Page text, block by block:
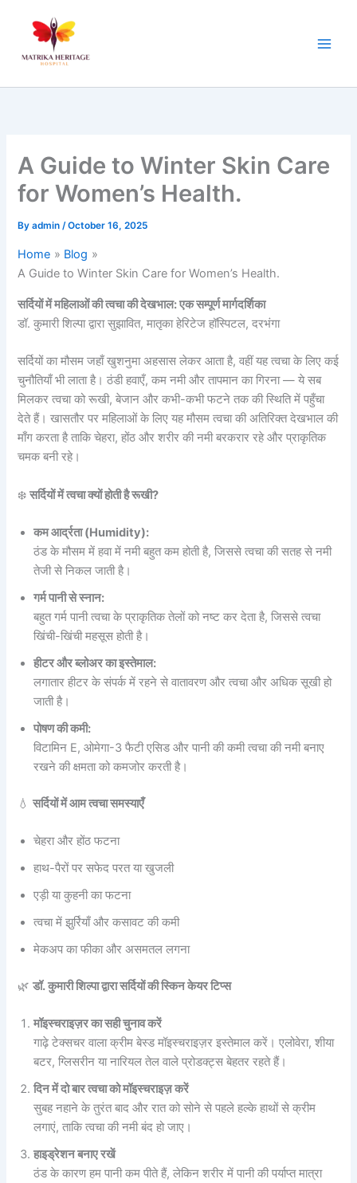
content
A Guide to Winter Skin Care
for Women’s Health.
Byadmin/October 16, 2025
Home
Blog
A Guide to Winter Skin Care for Women’s Health.
सर्दियों में महिलाओं की त्वचा की देखभाल: एक सम्पूर्ण मार्गदर्शिका
डॉ. कुमारी शिल्पा द्वारा सुझावित, मातृका हेरिटेज हॉस्पिटल, दरभंगा
सर्दियों का मौसम जहाँ खुशनुमा अहसास लेकर आता है, वहीं यह त्वचा के लिए कई
चुनौतियाँ भी लाता है। ठंडी हवाएँ, कम नमी और तापमान का गिरना — ये सब
मिलकर त्वचा को रूखी, बेजान और कभी-कभी फटने तक की स्थिति में पहुँचा
देते हैं। खासतौर पर महिलाओं के लिए यह मौसम त्वचा की अतिरिक्त देखभाल की
माँग करता है ताकि चेहरा, होंठ और शरीर की नमी बरकरार रहे और प्राकृतिक
चमक बनी रहे।
❄️सर्दियों में त्वचा क्यों होती है रूखी?
कम आर्द्रता (Humidity):
ठंड के मौसम में हवा में नमी बहुत कम होती है, जिससे त्वचा की सतह से नमी
तेजी से निकल जाती है।
गर्म पानी से स्नान:
बहुत गर्म पानी त्वचा के प्राकृतिक तेलों को नष्ट कर देता है, जिससे त्वचा
खिंची-खिंची महसूस होती है।
हीटर और ब्लोअर का इस्तेमाल:
लगातार हीटर के संपर्क में रहने से वातावरण और त्वचा और अधिक सूखी हो
जाती है।
पोषण की कमी:
विटामिन E, ओमेगा-3 फैटी एसिड और पानी की कमी त्वचा की नमी बनाए
रखने की क्षमता को कमजोर करती है।
💧सर्दियों में आम त्वचा समस्याएँ
चेहरा और होंठ फटना
हाथ-पैरों पर सफेद परत या खुजली
एड़ी या कुहनी का फटना
त्वचा में झुर्रियाँ और कसावट की कमी
मेकअप का फीका और असमतल लगना
🌿डॉ. कुमारी शिल्पा द्वारा सर्दियों की स्किन केयर टिप्स
मॉइस्चराइज़र का सही चुनाव करें
गाढ़े टेक्सचर वाला क्रीम बेस्ड मॉइस्चराइज़र इस्तेमाल करें। एलोवेरा, शीया
बटर, ग्लिसरीन या नारियल तेल वाले प्रोडक्ट्स बेहतर रहते हैं।
दिन में दो बार त्वचा को मॉइस्चराइज़ करें
सुबह नहाने के तुरंत बाद और रात को सोने से पहले हल्के हाथों से क्रीम
लगाएं, ताकि त्वचा की नमी बंद हो जाए।
हाइड्रेशन बनाए रखें
ठंड के कारण हम पानी कम पीते हैं, लेकिन शरीर में पानी की पर्याप्त मात्रा